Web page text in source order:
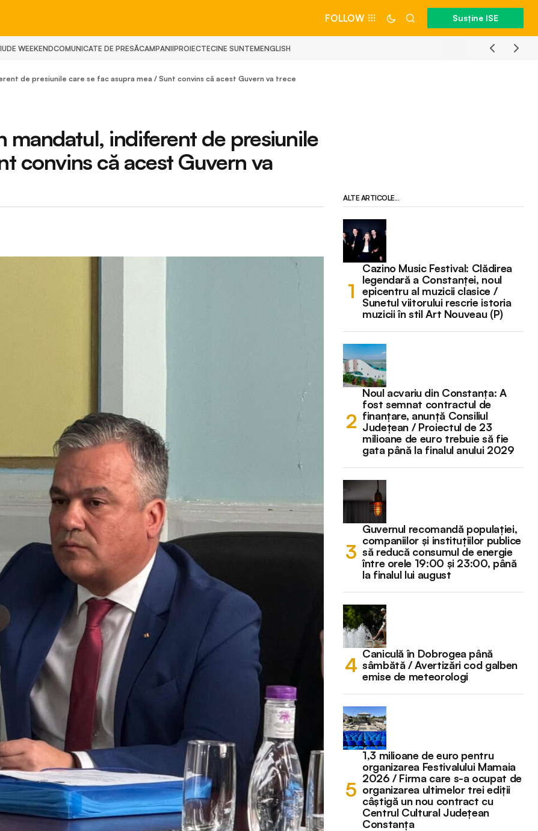
FOLLOW Susține ISE
DE WEEKENDCOMUNICATE DE PRESĂCAMPANIIPROIECTECINE SUNTEMENGLISH
de presiunile care se fac asupra mea / Sunt convins că acest Guvern va trece
mandatul, indiferent de presiunile
convins că acest Guvern va
ALTE ARTICOLE...
Cazino Music Festival: Clădirea
legendară a Constanței, noul
epicentru al muzicii clasice /
Sunetul viitorului rescrie istoria
muzicii în stil Art Nouveau (P)
Noul acvariu din Constanța: A
fost semnat contractul de
finanțare, anunță Consiliul
Județean / Proiectul de 23
milioane de euro trebuie să fie
gata până la finalul anului 2029
Guvernul recomandă populației,
companiilor și instituțiilor publice
să reducă consumul de energie
între orele 19:00 și 23:00, până
la finalul lui august
Caniculă în Dobrogea până
sâmbătă / Avertizări cod galben
emise de meteorologi
1,3 milioane de euro pentru
organizarea Festivalului Mamaia
2026 / Firma care s-a ocupat de
organizarea ultimelor trei ediții
câștigă un nou contract cu
Centrul Cultural Județean
Constanța